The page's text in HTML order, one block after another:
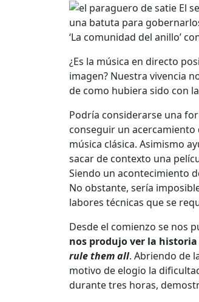
‘La comunidad del anillo’
¿Es la música en directo
imagen? Nuestra vivencia
de como hubiera sido con
Podría considerarse una
conseguir un acercamiento
música clásica. Asimismo
sacar de contexto una
Siendo un acontecimiento
No obstante, sería
labores técnicas que se
Desde el comienzo se nos
nos produjo ver la
rule them all. Abriendo de
motivo de elogio la
durante tres horas,